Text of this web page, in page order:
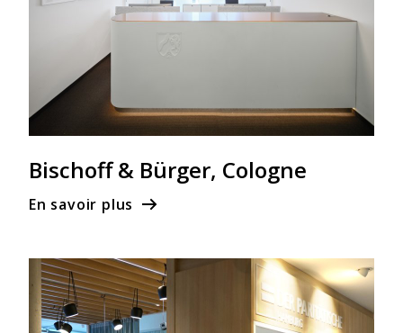
Bischoff & Bürger, Cologne
En savoir plus